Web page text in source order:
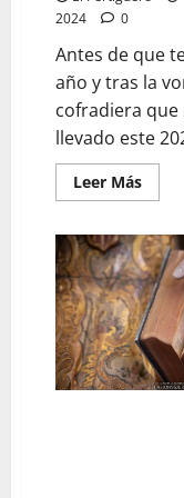
2024
0
Antes de que
año y tras la
cofradiera que
llevado este
Leer MásLeer
más
con
del
de